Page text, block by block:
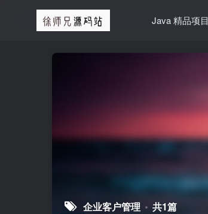
Java 精品项目
企业客户管理 共1篇